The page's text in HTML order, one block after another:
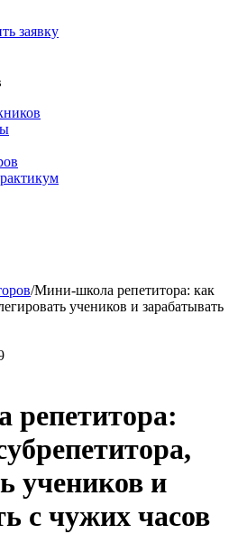
заявку
/Мини-школа репетитора: как
учеников и зарабатывать
учеников и
с чужих часов